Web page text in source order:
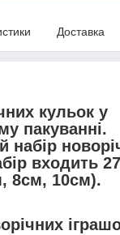
Доставка
кульок у
пакуванні.
набір
входить
8см, 10см).